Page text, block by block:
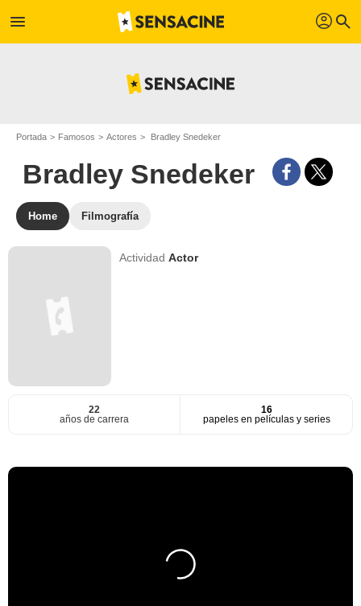
menu profil search
Portada Famosos Actores Bradley Snedeker
Bradley Snedeker
Home Filmografía
ActividadActor
22
años de carrera
16
papeles en películas y series